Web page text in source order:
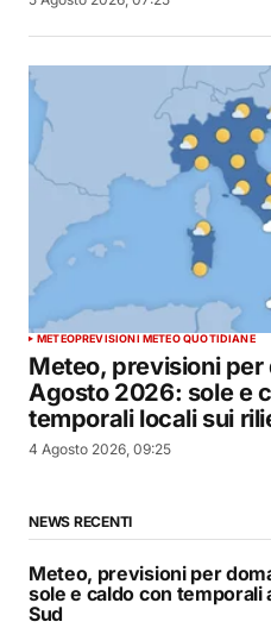
METEOPREVISIONI METEO QUOTIDIANE
Meteo, previsioni
Agosto 2026: sole e
temporali locali sui
4 Agosto 2026, 09:25
NEWS RECENTI
Meteo, previsioni per
sole e caldo con temporali
Sud